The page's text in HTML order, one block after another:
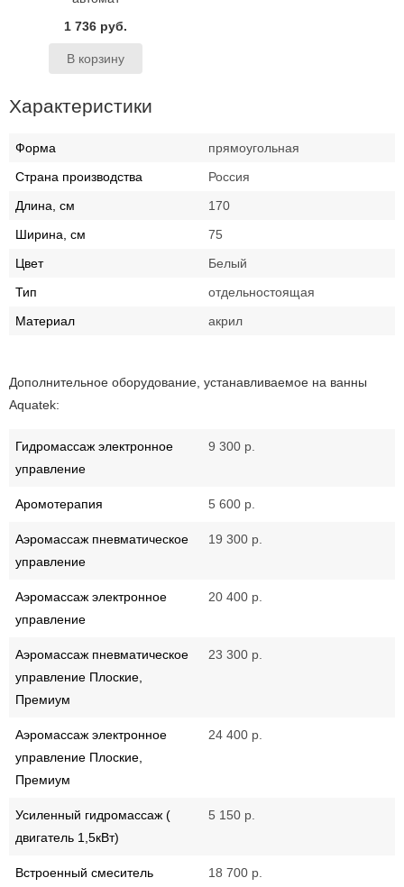
1 736 руб.
Характеристики
Форма
прямоугольная
Страна производства
Россия
Длина, см
170
Ширина, см
75
Цвет
Белый
Тип
отдельностоящая
Материал
акрил
Дополнительное оборудование, устанавливаемое на ванны
Aquatek:
Гидромассаж электронное
управление
9 300 р.
Аромотерапия 5 600 р.
Аэромассаж пневматическое
управление
19 300 р.
Аэромассаж электронное
управление
20 400 р.
Аэромассаж пневматическое
управление Плоские,
Премиум
23 300 р.
Аэромассаж электронное
управление Плоские,
Премиум
24 400 р.
Усиленный гидромассаж (
двигатель 1,5кВт)
5 150 р.
Встроенный смеситель
18 700 р.